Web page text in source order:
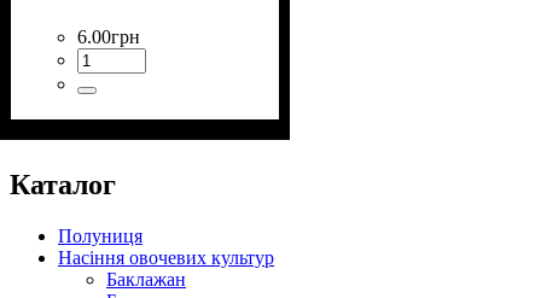
6.00грн
Каталог
Полуниця
Насіння овочевих культур
Баклажан